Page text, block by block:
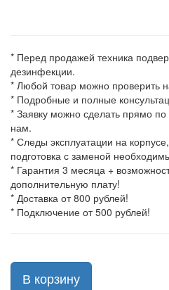
* Перед продажей техника
дезинфекции.
* Любой товар можно проверить
* Подробные и полные
* Заявку можно сделать прямо
нам.
* Следы эксплуатации на
подготовка с заменой
* Гарантия 3 месяца +
дополнительную плату!
* Доставка от 800 рублей!
* Подключение от 500 рублей!
В корзину